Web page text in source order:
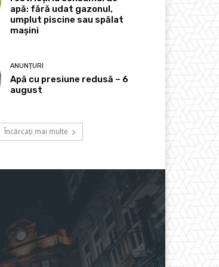
apă: fără udat gazonul,
umplut piscine sau spălat
mașini
ANUNȚURI
Apă cu presiune redusă – 6
august
Încărcați mai multe